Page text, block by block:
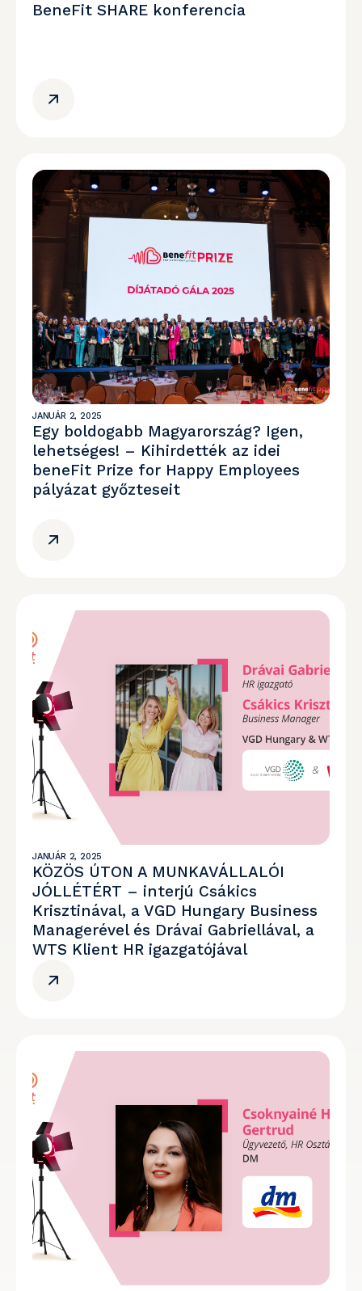
BeneFit SHARE konferencia
JANUÁR 2, 2025
Egy boldogabb Magyarország? Igen,
lehetséges! – Kihirdették az idei
beneFit Prize for Happy Employees
pályázat győzteseit
JANUÁR 2, 2025
KÖZÖS ÚTON A MUNKAVÁLLALÓI
JÓLLÉTÉRT – interjú Csákics
Krisztinával, a VGD Hungary Business
Managerével és Drávai Gabriellával, a
WTS Klient HR igazgatójával